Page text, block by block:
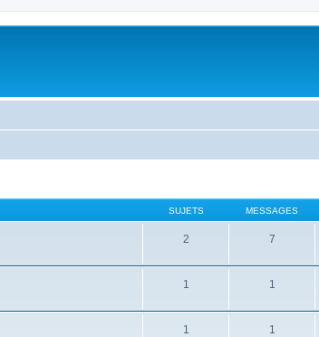
SUJETS MESSAGES
2 7
1 1
1 1